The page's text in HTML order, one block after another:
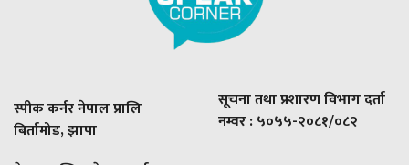
स्पीक कर्नर नेपाल प्रालि
बिर्तामोड, झापा
सूचना तथा प्रशारण विभाग दर्ता
नम्वर : ५०५५-२०८१/०८२